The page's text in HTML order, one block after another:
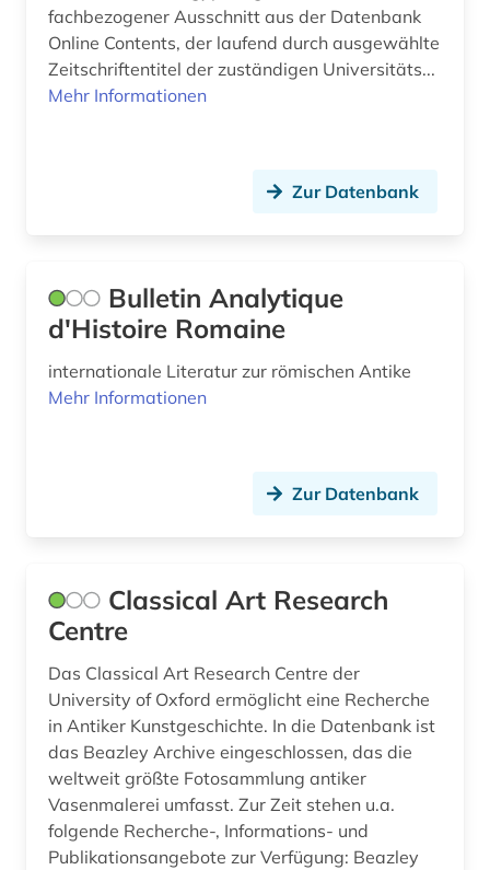
fachbezogener Ausschnitt aus der Datenbank
Online Contents, der laufend durch ausgewählte
Zeitschriftentitel der zuständigen Universitäts...
Mehr Informationen
Zur Datenbank
Bulletin Analytique
d'Histoire Romaine
internationale Literatur zur römischen Antike
Mehr Informationen
Zur Datenbank
Classical Art Research
Centre
Das Classical Art Research Centre der
University of Oxford ermöglicht eine Recherche
in Antiker Kunstgeschichte. In die Datenbank ist
das Beazley Archive eingeschlossen, das die
weltweit größte Fotosammlung antiker
Vasenmalerei umfasst. Zur Zeit stehen u.a.
folgende Recherche-, Informations- und
Publikationsangebote zur Verfügung: Beazley